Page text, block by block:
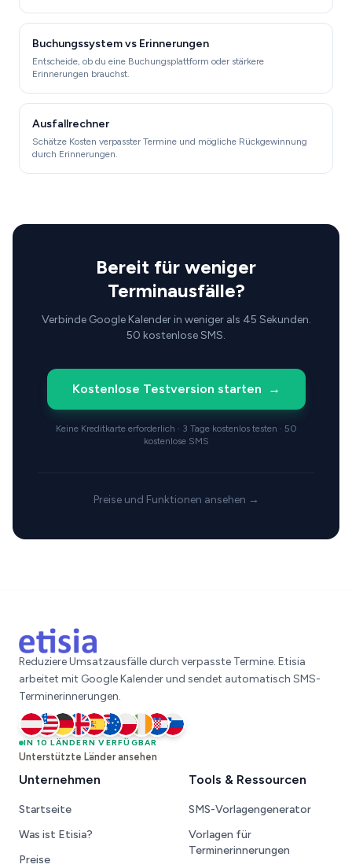
Buchungssystem vs Erinnerungen
Entscheide, ob du eine Buchungsplattform oder stärkere
Erinnerungen brauchst.
Ausfallrechner
Schätze Kosten verpasster Termine und mögliche Rückgewinnung
durch Erinnerungen.
Bereit für weniger
Terminausfälle?
Verbinde Google Kalender in weniger als 45 Sekunden.
50 kostenlose SMS.
Kostenlose Testversion starten →
Keine Kreditkarte erforderlich · 3 Tage kostenlos testen · 50
kostenlose SMS
Preise und Funktionen ansehen →
Reduziere Umsatzausfälle durch verpasste Termine. Etisia
arbeitet mit Google Kalender und sendet automatisch SMS-
Terminerinnerungen.
Österreich
Vereinigte Staaten
Deutschland
Vereinigtes Königreich
Spanien
Australien
PolenIrlandKroatien
IN 10 LÄNDERN VERFÜGBAR
Unterstützte Länder ansehen
Unternehmen
Startseite
Was ist Etisia?
Preise
Tools & Ressourcen
SMS-Vorlagengenerator
Vorlagen für
Terminerinnerungen